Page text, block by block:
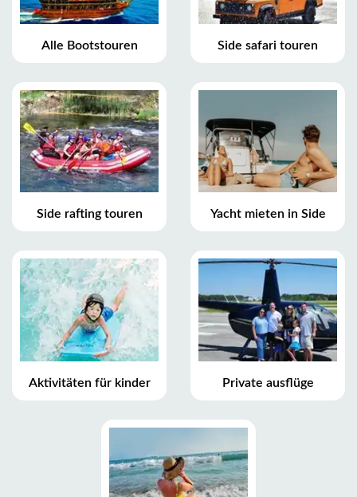
Alle Bootstouren Side safari touren
Side rafting touren Yacht mieten in Side
Aktivitäten für kinder Private ausflüge